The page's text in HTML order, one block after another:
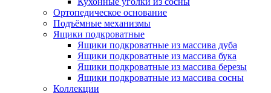
Ортопедическое основание
Подъёмные механизмы
Ящики подкроватные
Ящики подкроватные из массива дуба
Ящики подкроватные из массива бука
Ящики подкроватные из массива березы
Ящики подкроватные из массива сосны
Коллекции